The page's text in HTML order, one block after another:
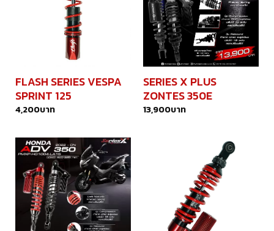
FLASH SERIES VESPA
SPRINT 125
4,200บาท
SERIES X PLUS
ZONTES 350E
13,900บาท